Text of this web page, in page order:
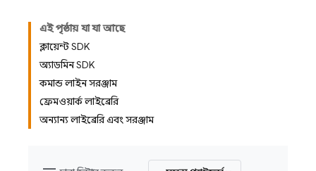
এই পৃষ্ঠায় যা যা আছে
ক্লায়েন্ট SDK
অ্যাডমিন SDK
কমান্ড লাইন সরঞ্জাম
ফ্রেমওয়ার্ক লাইব্রেরি
অন্যান্য লাইব্রেরি এবং সরঞ্জাম